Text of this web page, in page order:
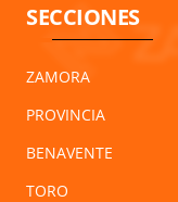
SECCIONES
ZAMORA
PROVINCIA
BENAVENTE
TORO